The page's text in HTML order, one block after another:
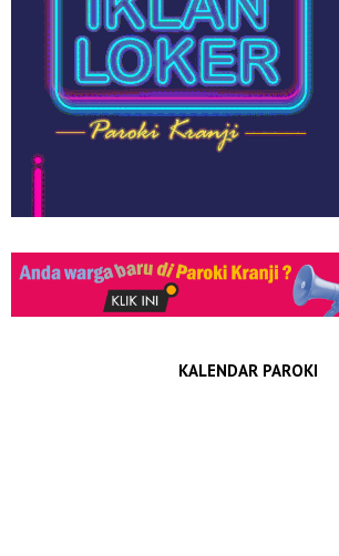
KALENDAR PAROKI